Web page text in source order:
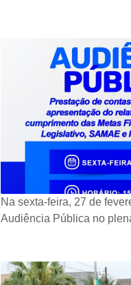
Na sexta-feira, 27 de
Audiência Pública no